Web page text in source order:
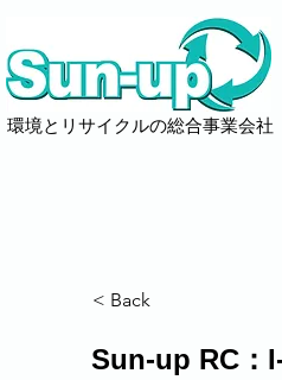
環境とリサイクルの総合事業会社
< Back
Sun-up RC：